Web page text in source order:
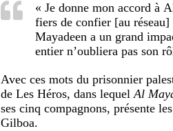
« Je donne mon accord à
fiers de confier [au
Mayadeen a un grand
entier n’oubliera pas son
Avec ces mots du prisonnier
de Les Héros, dans lequel Al
ses cinq compagnons, présente
Gilboa.